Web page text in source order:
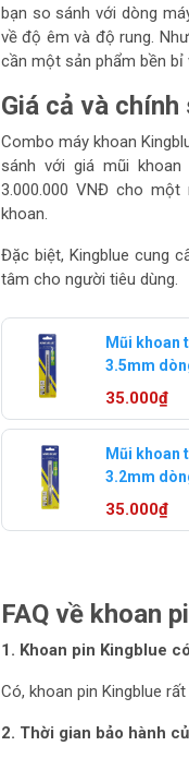
bạn so sánh với dòng
về độ êm và độ rung.
cần một sản phẩm bền bỉ
Giá cả và chính
Combo máy khoan
sánh với giá mũi
3.000.000 VNĐ cho
khoan.
Đặc biệt, Kingblue cung
tâm cho người tiêu dùng.
Mũi khoan
3.5mm
Kingblue
35.000₫
Mũi khoan
3.2mm
Kingblue
35.000₫
FAQ về khoan
1. Khoan pin Kingblue
Có, khoan pin Kingblue
2. Thời gian bảo hành